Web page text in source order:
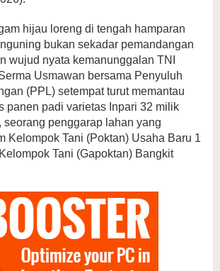
hijau loreng di tengah hamparan
bukan sekadar pemandangan
wujud nyata kemanunggalan TNI
Usmawan bersama Penyuluh
(PPL) setempat turut memantau
panen padi varietas Inpari 32 milik
seorang penggarap lahan yang
Kelompok Tani (Poktan) Usaha Baru 1
Tani (Gapoktan) Bangkit